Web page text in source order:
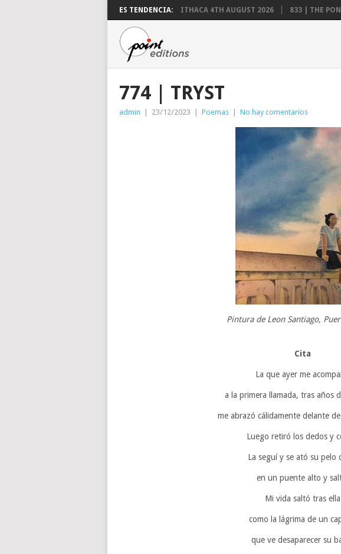
ES TENDENCIA: ITHACA 4TH AUGUST 2026 833 | THE
774 | TRYST
admin 23/12/2023 Poemas No hay comentarios
Pintura de Leon Santiago,
Cita
La que ayer me
a la primera llamada, tras años
me abrazó cálidamente delante
Luego retiró los dedos y
La seguí y se ató su pelo
en un puente alto y
Mi vida saltó tras ella
como la lágrima de un
que ve desaparecer su